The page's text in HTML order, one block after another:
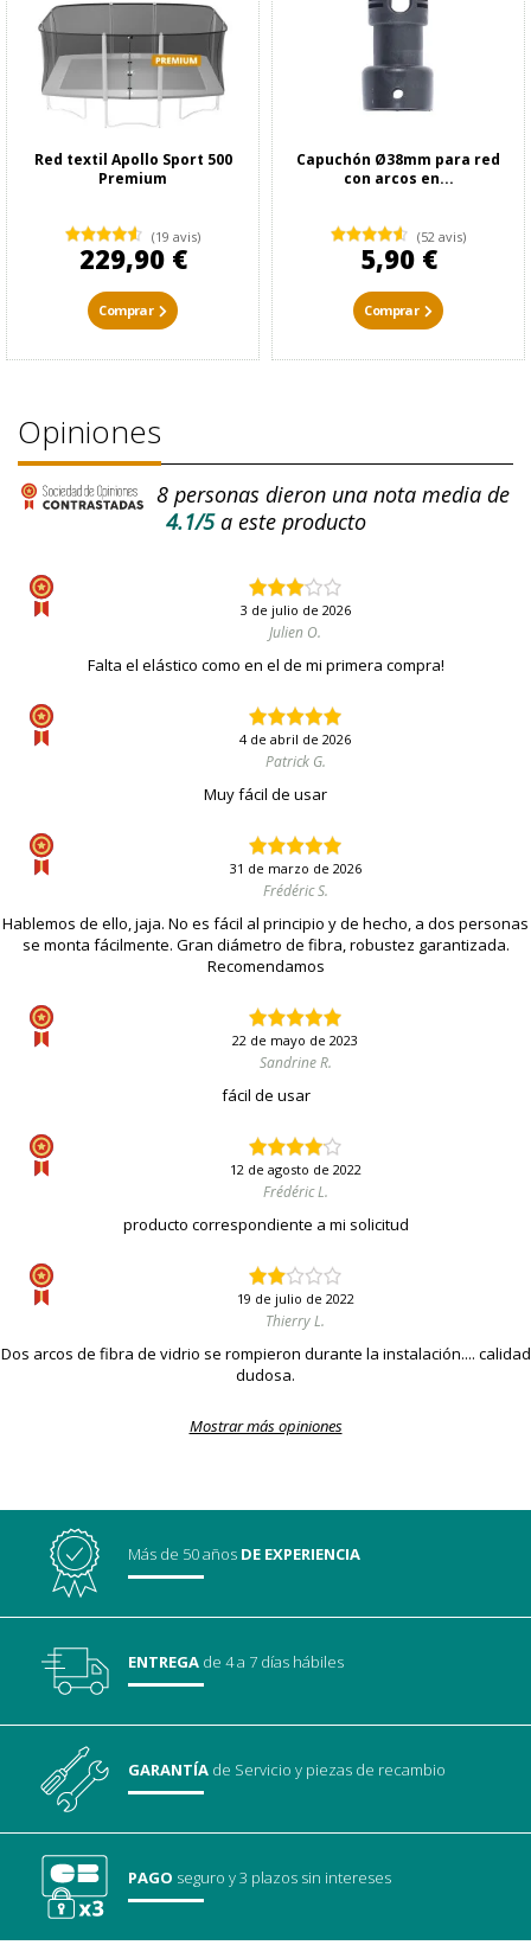
Red textil Apollo Sport 500
Premium
(19 avis)
229,90 €
Comprar
Capuchón Ø38mm para red
con arcos en...
(52 avis)
5,90 €
Comprar
Opiniones
8 personas dieron una nota media de
4.1/5a este producto
3 de julio de 2026
Julien O.
Falta el elástico como en el de mi primera compra!
4 de abril de 2026
Patrick G.
Muy fácil de usar
31 de marzo de 2026
Frédéric S.
Hablemos de ello, jaja. No es fácil al principio y de hecho, a dos personas
se monta fácilmente. Gran diámetro de fibra, robustez garantizada.
Recomendamos
22 de mayo de 2023
Sandrine R.
fácil de usar
12 de agosto de 2022
Frédéric L.
producto correspondiente a mi solicitud
19 de julio de 2022
Thierry L.
Dos arcos de fibra de vidrio se rompieron durante la instalación.... calidad
dudosa.
Mostrar más opiniones
Más de 50 años DE EXPERIENCIA
ENTREGA de 4 a 7 días hábiles
GARANTÍA de Servicioy piezas de recambio
PAGO seguroy 3 plazos sin intereses